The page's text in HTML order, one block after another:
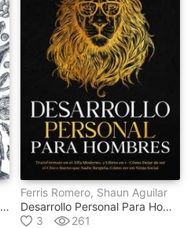
Vitaminas, Minerales Y Salud Óptima
Ferris Romero, Shaun Aguilar
Desarrollo Personal Para Hombres
3
261